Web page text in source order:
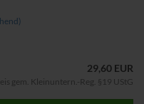
29,60 EUR
gem. Kleinuntern.-Reg. §19 UStG